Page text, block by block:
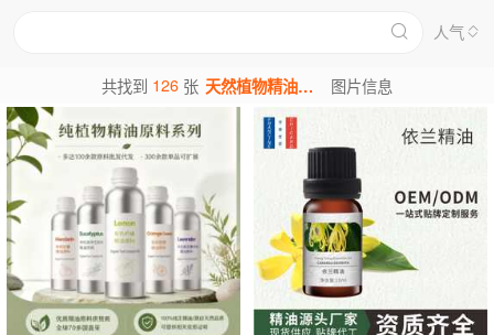
人气
共找到 126 张 天然植物精油图片 图片信息